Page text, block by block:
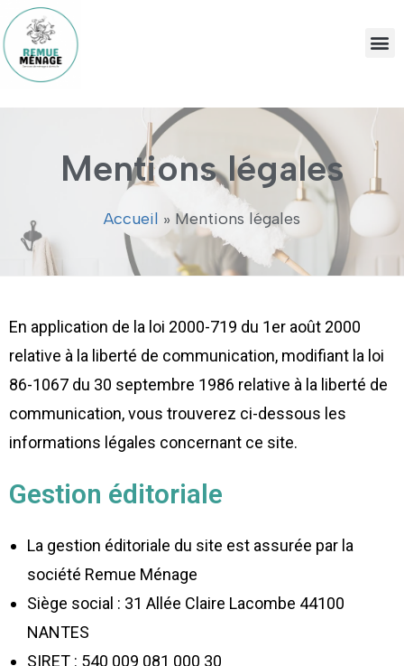
Mentions légales
Accueil » Mentions légales
En application de la loi 2000-719 du 1er août 2000
relative à la liberté de communication, modifiant la loi
86-1067 du 30 septembre 1986 relative à la liberté de
communication, vous trouverez ci-dessous les
informations légales concernant ce site.
Gestion éditoriale
La gestion éditoriale du site est assurée par la
société Remue Ménage
Siège social : 31 Allée Claire Lacombe 44100
NANTES
SIRET : 540 009 081 000 30